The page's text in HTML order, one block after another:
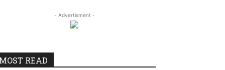
- Advertisment -
READ